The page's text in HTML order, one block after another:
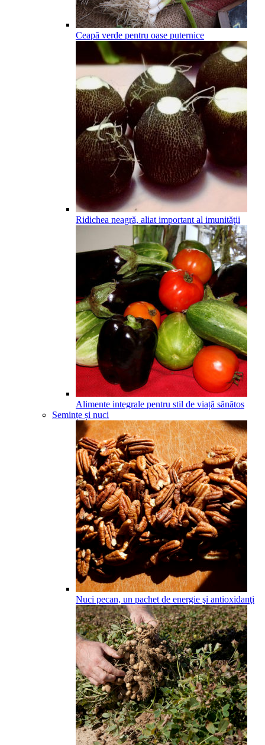
Ceapă verde pentru oase puternice
Ridichea neagră, aliat important al imunităţii
Alimente integrale pentru stil de viață sănătos
Semințe și nuci
Nuci pecan, un pachet de energie şi antioxidanţi